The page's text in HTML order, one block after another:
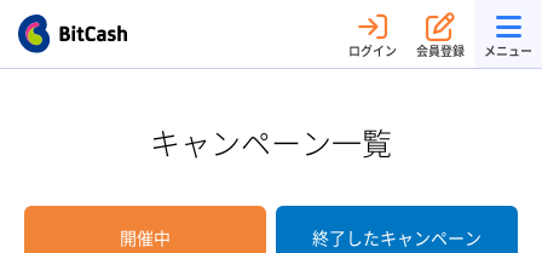
ログイン 会員登録 メニュー
キャンペーン一覧
開催中 終了したキャンペーン